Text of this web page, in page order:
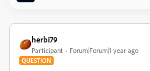
herbi79
Participant Forum|Forum|1 year ago
QUESTION